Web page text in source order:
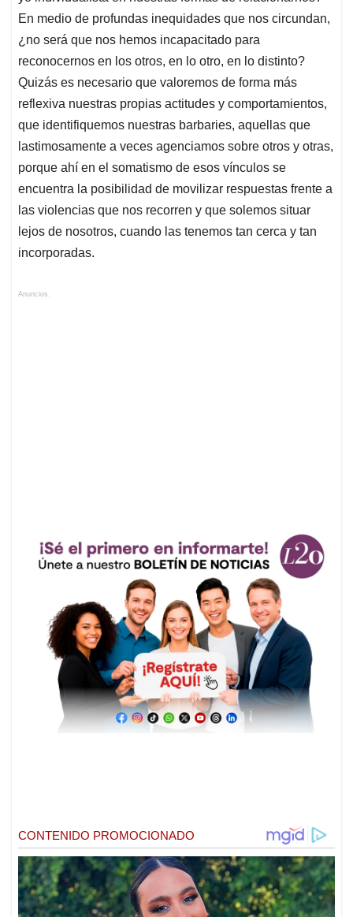
En medio de profundas inequidades que nos circundan,
¿no será que nos hemos incapacitado para
reconocernos en los otros, en lo otro, en lo distinto?
Quizás es necesario que valoremos de forma más
reflexiva nuestras propias actitudes y comportamientos,
que identifiquemos nuestras barbaries, aquellas que
lastimosamente a veces agenciamos sobre otros y otras,
porque ahí en el somatismo de esos vínculos se
encuentra la posibilidad de movilizar respuestas frente a
las violencias que nos recorren y que solemos situar
lejos de nosotros, cuando las tenemos tan cerca y tan
incorporadas.
Anuncios.